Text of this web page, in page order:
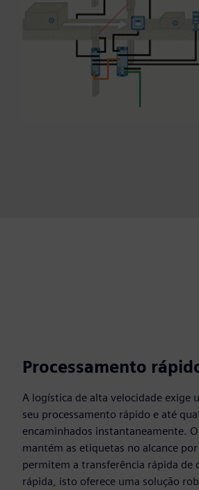
Processamento
A logística de alta velocidade exige
seu processamento rápido e até
encaminhados instantaneamente.
mantém as etiquetas no alcance
permitem a transferência rápida de
rápida, isto oferece uma solução